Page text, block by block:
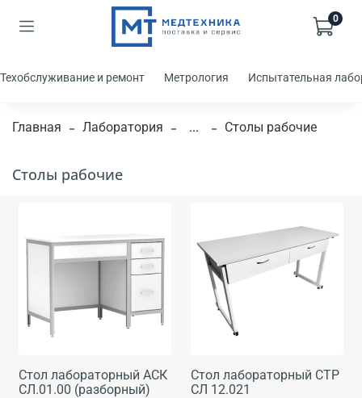
0
Техобслуживание и ремонт Метрология Испытательная
Главная Лаборатория ... Столы рабочие
Столы рабочие
Стол лабораторный АСК
СЛ.01.00 (разборный)
Стол лабораторный СТР
СЛ 12.021